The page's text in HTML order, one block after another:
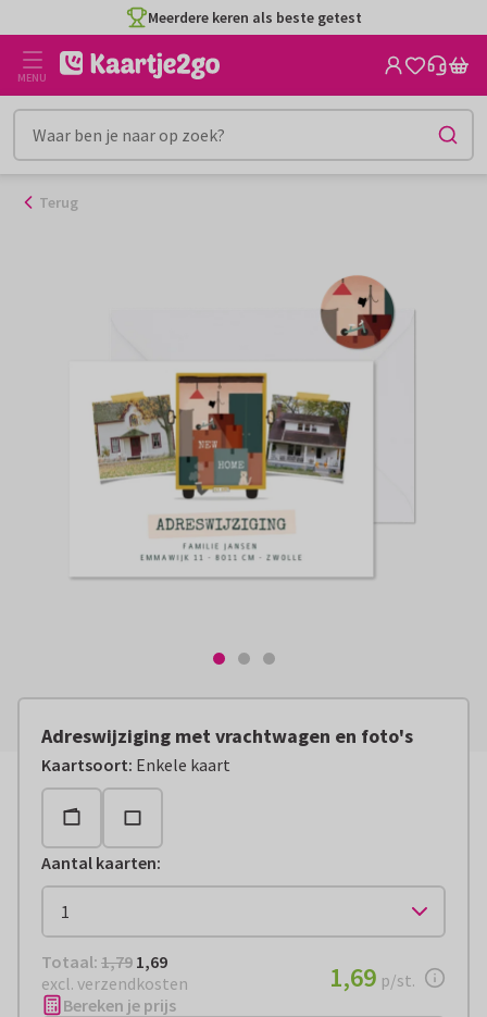
naar
inhoud
Meerdere keren als beste getest
MENU
Terug
Adreswijziging met vrachtwagen en foto's
Kaartsoort: Enkele kaart
Aantal kaarten:
Totaal: € 1,69
Totaal: 1,79 1,69
excl. verzendkosten
€ 1,69per stuk
1,69 p/st.
Bereken je prijs